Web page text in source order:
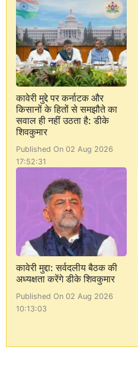
कावेरी मुद्दे पर कर्नाटक और
किसानों के हितों से समझौते का
सवाल ही नहीं उठता है: डीके
शिवकुमार
Published On 02 Aug 2026
17:52:31
कावेरी मुद्दा: सर्वदलीय बैठक की
अध्यक्षता करेंगे डीके शिवकुमार
Published On 02 Aug 2026
10:13:03